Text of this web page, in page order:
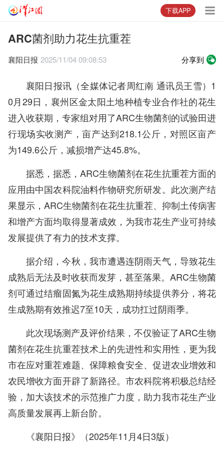
下载APP
ARC菌剂助力花生抗重茬
襄阳日报 2025/11/04 09:08:53 分享到
襄阳日报讯（全媒体记者周红南 通讯员王雪）1
0月29日，襄州区金太阳土地种植专业合作社的花生
进入收获期，专家组对用了ARC生物菌剂的试验田进
行现场实收测产，亩产达到218.1公斤，对照区亩产
为149.6公斤，减损增产达45.8%。
据悉，据悉，ARC生物菌剂在花生抗重茬方面的
应用由中国农科院油料作物研究所研发。此次测产结
果显示，ARC生物菌剂在花生抗重茬、抑制土传病害
和增产方面均取得显著成效，为我市花生产业可持续
发展提供了有力的技术支撑。
据介绍，今秋，我市遭遇连阴雨天气，导致花生
成熟后无法及时收获而发芽，甚至落果。ARC生物菌
剂可通过结瘤固氮为花生成熟期持续提供养分，将花
生成熟期有效推迟7至10天，成功扛过阴雨季。
此次现场测产及评价结果，不仅验证了ARC生物
菌剂在花生抗重茬技术上的先进性和实用性，更为我
市在应对重茬难题、保障粮食安全、促进农业增效和
农民增收方面开辟了新路径。市农科院将积极总结经
验，加大该技术的示范推广力度，助力我市花生产业
高质量发展再上新台阶。
《襄阳日报》（2025年11月4日3版）